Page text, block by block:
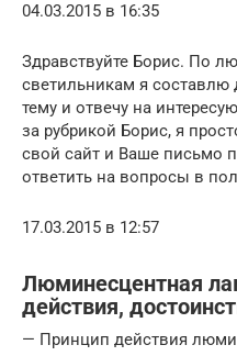
04.03.2015 в 16:35
Здравствуйте Борис. По
светильникам я
тему и отвечу на
за рубрикой Борис, я
свой сайт и Ваше письмо
ответить на вопросы в
17.03.2015 в 12:57
Люминесцентная
действия,
— Принцип действия